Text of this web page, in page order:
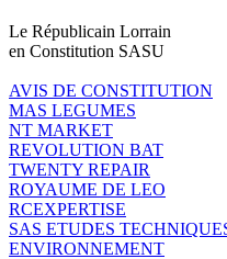
Le Républicain Lorrain
en Constitution SASU
AVIS DE CONSTITUTION
MAS LEGUMES
NT MARKET
REVOLUTION BAT
TWENTY REPAIR
ROYAUME DE LEO
RCEXPERTISE
SAS ETUDES
ENVIRONNEMENT